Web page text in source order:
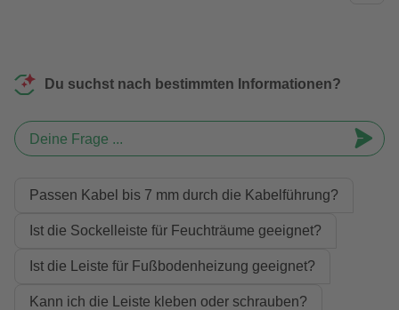
Du suchst nach bestimmten Informationen?
Deine Frage ...
Passen Kabel bis 7 mm durch die Kabelführung?
Ist die Sockelleiste für Feuchträume geeignet?
Ist die Leiste für Fußbodenheizung geeignet?
Kann ich die Leiste kleben oder schrauben?